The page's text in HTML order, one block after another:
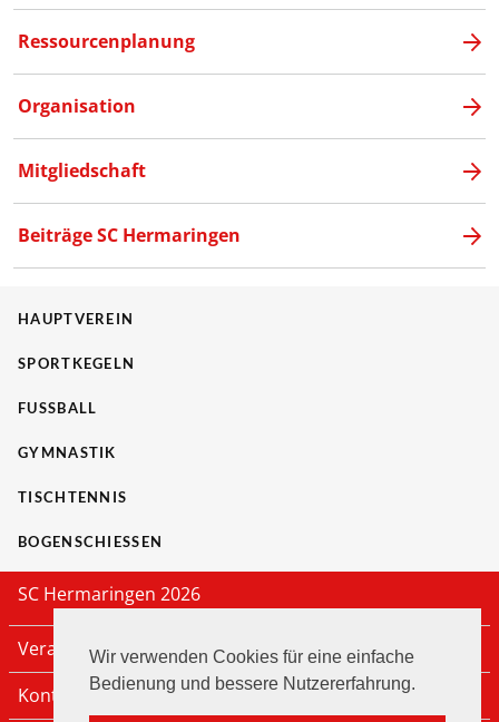
Wir verwenden Cookies für eine einfache
Bedienung und bessere Nutzererfahrung.
Ressourcenplanung
Organisation
Mitgliedschaft
Beiträge SC Hermaringen
HAUPTVEREIN
SPORTKEGELN
FUSSBALL
GYMNASTIK
TISCHTENNIS
BOGENSCHIESSEN
SC Hermaringen 2026
Veranstaltungen
Kontakt